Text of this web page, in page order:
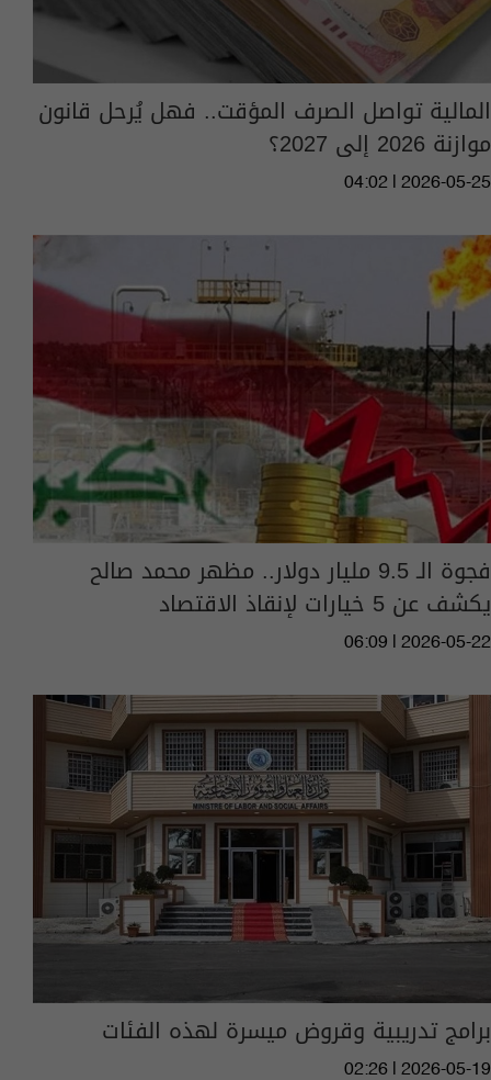
المالية تواصل الصرف المؤقت.. فهل يُرحل قانون
موازنة 2026 إلى 2027؟
04:02 | 2026-05-25
فجوة الـ 9.5 مليار دولار.. مظهر محمد صالح
يكشف عن 5 خيارات لإنقاذ الاقتصاد
06:09 | 2026-05-22
برامج تدريبية وقروض ميسرة لهذه الفئات
02:26 | 2026-05-19